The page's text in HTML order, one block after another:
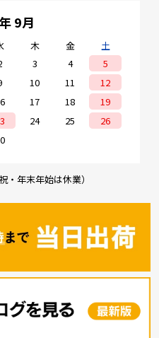
9月
木 金
土
3 4
5
10 11
12
17 18
19
24 25
26
・年末年始は休業）